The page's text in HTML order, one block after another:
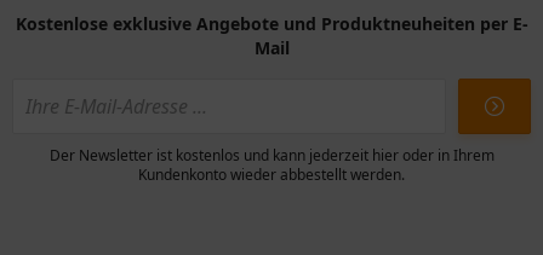
Kostenlose exklusive Angebote und Produktneuheiten per E-
Mail
Der Newsletter ist kostenlos und kann jederzeit hier oder in Ihrem
Kundenkonto wieder abbestellt werden.